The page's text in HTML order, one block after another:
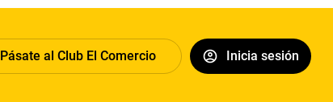
Pásate al Club El Comercio Inicia sesión